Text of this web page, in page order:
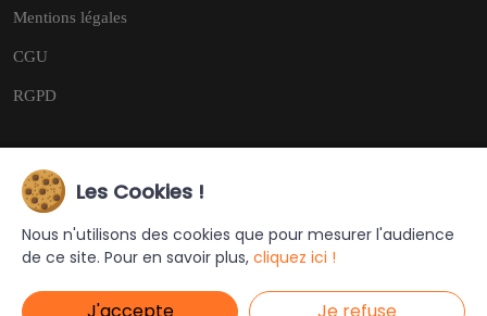
Mentions légales
CGU
RGPD
Copyright © 2026
Ce site a été créé et est géré par Turing Web
Les Cookies !
Nous n'utilisons des cookies que pour mesurer l'audience
de ce site. Pour en savoir plus, cliquez ici !